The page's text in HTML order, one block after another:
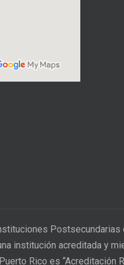
institución acreditada y
Rico es “Acreditación